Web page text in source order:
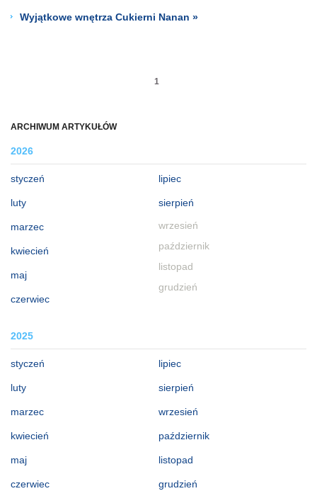
ARCHIWUM ARTYKUŁÓW
2026
styczeń
luty
marzec
kwiecień
maj
czerwiec
lipiec
sierpień
wrzesień
październik
listopad
grudzień
2025
styczeń
luty
marzec
kwiecień
maj
czerwiec
lipiec
sierpień
wrzesień
październik
listopad
grudzień
Wyjątkowe wnętrza Cukierni Nanan »
1